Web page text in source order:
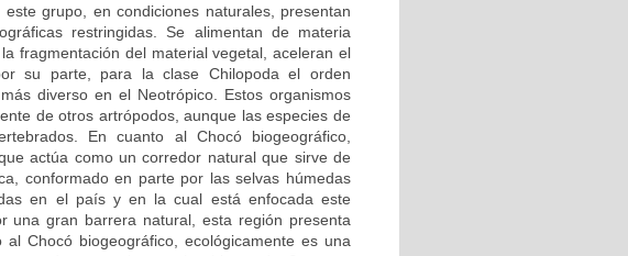
grupo, en condiciones naturales, presentan
restringidas. Se alimentan de materia
fragmentación del material vegetal, aceleran el
su parte, para la clase Chilopoda el orden
diverso en el Neotrópico. Estos organismos
de otros artrópodos, aunque las especies de
En cuanto al Chocó biogeográfico,
actúa como un corredor natural que sirve de
conformado en parte por las selvas húmedas
en el país y en la cual está enfocada este
una gran barrera natural, esta región presenta
Chocó biogeográfico, ecológicamente es una